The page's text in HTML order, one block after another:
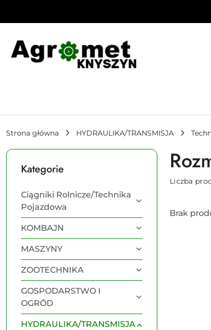
Strona główna HYDRAULIKA/TRANSMISJA
Kategorie
Ciągniki Rolnicze/Technika
Pojazdowa
KOMBAJN
MASZYNY
ZOOTECHNIKA
GOSPODARSTWO I
OGRÓD
HYDRAULIKA/TRANSMISJA
Liczba
Brak